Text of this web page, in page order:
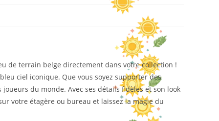
de terrain belge directement dans votre collection !
ciel iconique. Que vous soyez supporter des
du monde. Avec ses détails fidèles et son look
votre étagère ou bureau et laissez la magie du